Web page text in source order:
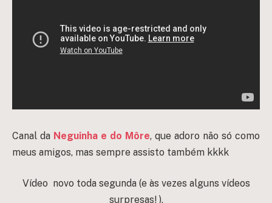
Canal da Neguinha e do Môre, que adoro não só como
meus amigos, mas sempre assisto também kkkk
Vídeo novo toda segunda (e às vezes alguns vídeos
surpresas! ).